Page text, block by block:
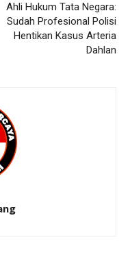
Ahli Hukum Tata Negara:
Sudah Profesional Polisi
Hentikan Kasus Arteria
Dahlan